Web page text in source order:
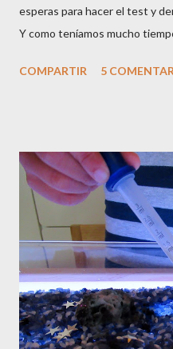
esperas para hacer el test y
Y como teníamos mucho
base los palitos de helado o
poquito de todo. Son un poco
normalmente os mostramos,
tiempo libre no se pueda
un montón de conceptos
no terminen de entender del
adelante les van a ser de gran
pasar bien creando algo con
usar estas creaciones para
COMPARTIR 5